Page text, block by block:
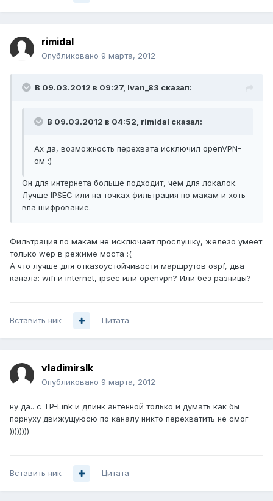
rimidal
Опубликовано 9 марта, 2012
В 09.03.2012 в 09:27, Ivan_83 сказал:
В 09.03.2012 в 04:52, rimidal сказал:
Ах да, возможность перехвата исключил openVPN-
ом :)
Он для интернета больше подходит, чем для локалок.
Лучше IPSEC или на точках фильтрация по макам и хоть
впа шифрование.
Фильтрация по макам не исключает прослушку, железо умеет
только wep в режиме моста :(
А что лучше для отказоустойчивости маршрутов ospf, два
канала: wifi и internet, ipsec или openvpn? Или без разницы?
Вставить ник Цитата
vladimirslk
Опубликовано 9 марта, 2012
ну да.. с TP-Link и длинк антенной только и думать как бы
порнуху движущуюсю по каналу никто перехватить не смог
))))))))
Вставить ник Цитата